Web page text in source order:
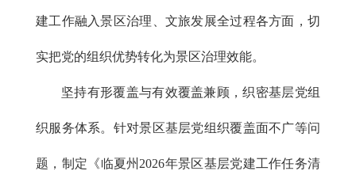
建工作融入景区治理、文旅发展全过程各方面，切
实把党的组织优势转化为景区治理效能。
坚持有形覆盖与有效覆盖兼顾，织密基层党组
织服务体系。针对景区基层党组织覆盖面不广等问
题，制定《临夏州2026年景区基层党建工作任务清